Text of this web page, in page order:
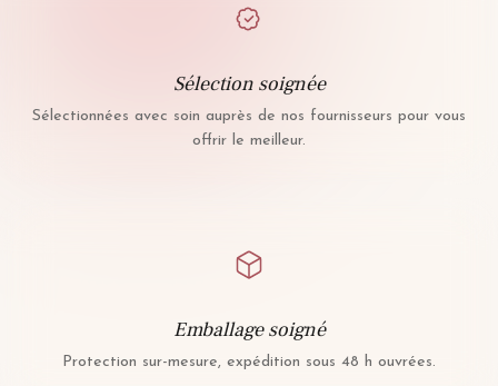
Sélection soignée
Sélectionnées avec soin auprès de nos fournisseurs pour vous
offrir le meilleur.
Emballage soigné
Protection sur-mesure, expédition sous 48 h ouvrées.